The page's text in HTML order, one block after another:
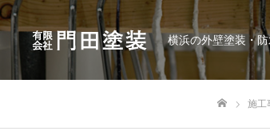
横浜の外壁塗装・
施工